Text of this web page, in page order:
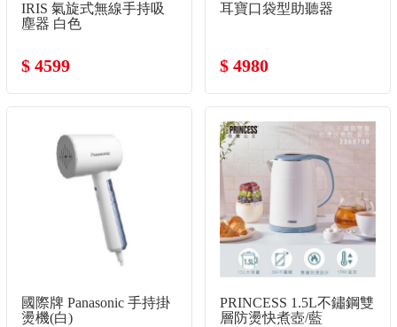
IRIS 氣旋式無線手持吸
塵器 白色
$ 4599
耳寶口袋型助聽器
$ 4980
國際牌 Panasonic 手持掛
燙機(白)
PRINCESS 1.5L不鏽鋼雙
層防燙快煮壺/藍